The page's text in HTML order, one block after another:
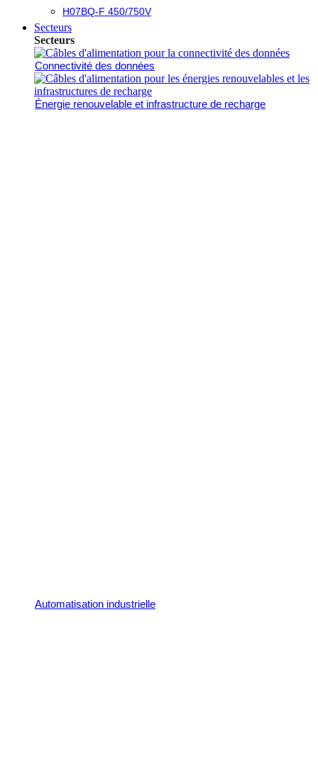
H07BQ-F 450/750V
Secteurs
Secteurs
Connectivité des données
Énergie renouvelable et infrastructure de recharge
Automatisation industrielle